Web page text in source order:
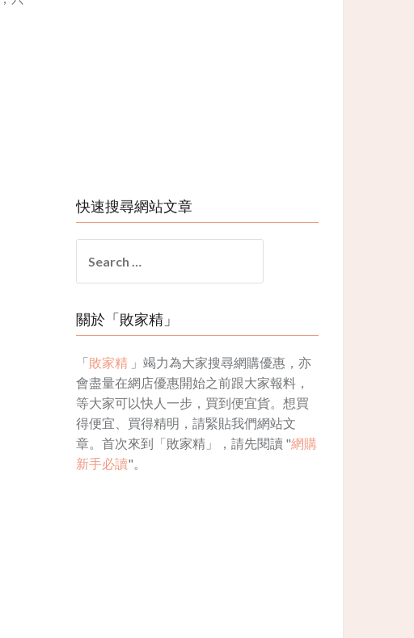
快速搜尋網站文章
for:
關於「敗家精」
「敗家精 」竭力為大家搜尋網購優惠，亦
會盡量在網店優惠開始之前跟大家報料，
等大家可以快人一步，買到便宜貨。想買
得便宜、買得精明，請緊貼我們網站文
章。首次來到「敗家精」，請先閱讀 "網購
新手必讀"。